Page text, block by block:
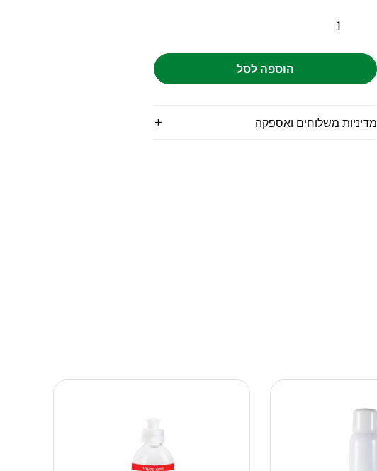
הוספה לסל
מדיניות משלוחים ואספקה